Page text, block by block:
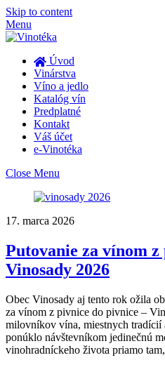
Skip to content
Menu
Úvod
Vinárstva
Víno a jedlo
Katalóg vín
Predplatné
Kontakt
Váš účet
e-Vinotéka
Close Menu
17. marca 2026
Putovanie za vínom
Vinosady 2026
Obec Vinosady aj tento rok ožila
za vínom z pivnice do pivnice –
milovníkov vína, miestnych tradícií
ponúklo návštevníkom jedinečnú
vinohradníckeho života priamo